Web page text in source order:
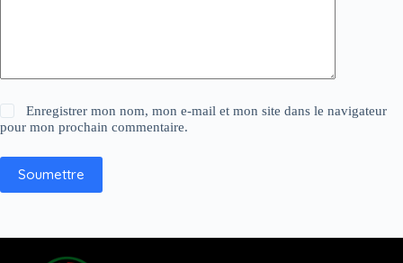
Enregistrer mon nom, mon e-mail et mon site dans le navigateur
pour mon prochain commentaire.
Soumettre